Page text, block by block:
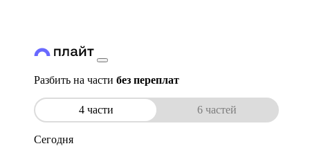
Разбить на части без переплат
4 части 6 частей
Сегодня